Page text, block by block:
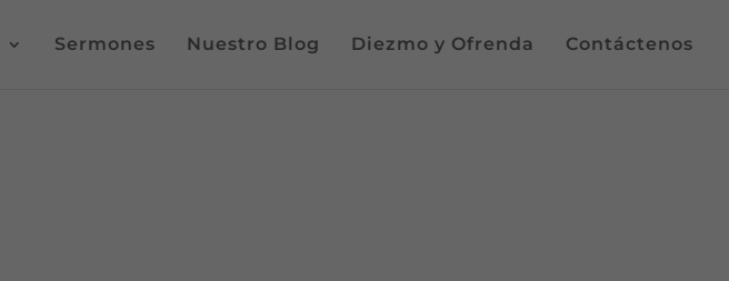
Sermones Nuestro Blog Diezmo y Ofrenda Contáctenos